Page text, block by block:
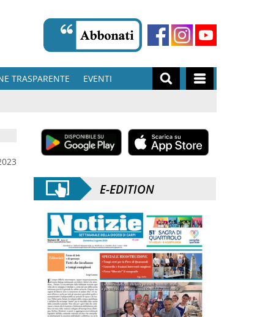
TRASPARENTE
EVENTI
E-EDITION